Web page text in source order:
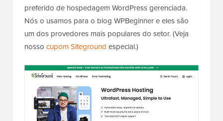
preferido de hospedagem WordPress gerenciada.
Nós o usamos para o blog WPBeginner e eles são
um dos provedores mais populares do setor. (Veja
nosso cupom Siteground especial.)